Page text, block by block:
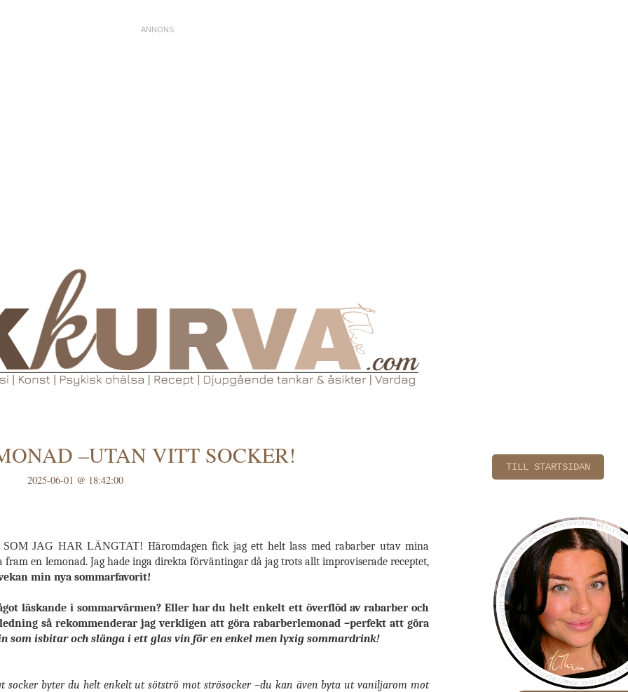
–UTAN VITT SOCKER!
2025-06-01 @ 18:42:00
JAG HAR LÄNGTAT! Häromdagen fick jag ett helt lass med rabarber utav mina
en lemonad. Jag hade inga direkta förväntingar då jag trots allt improviserade receptet,
min nya sommarfavorit!
läskande i sommarvärmen? Eller har du helt enkelt ett överflöd av rabarber och
så rekommenderar jag verkligen att göra rabarberlemonad –perfekt att göra
som isbitar och slänga i ett glas vin för en enkel men lyxig sommardrink!
socker byter du helt enkelt ut sötströ mot strösocker –du kan även byta ut vaniljarom mot
TILL STARTSIDAN